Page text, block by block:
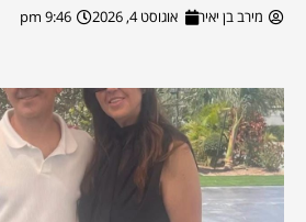
מירב בן יאיר אוגוסט 4, 2026 9:46 pm